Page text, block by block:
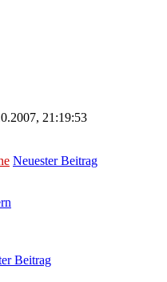
21:19:53
Neuester Beitrag
Beitrag